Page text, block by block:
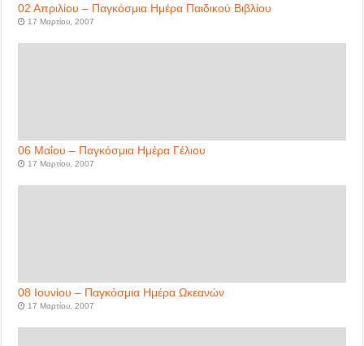
02 Απριλίου – Παγκόσμια Ημέρα Παιδικού Βιβλίου
17 Μαρτίου, 2007
06 Μαΐου – Παγκόσμια Ημέρα Γέλιου
17 Μαρτίου, 2007
08 Ιουνίου – Παγκόσμια Ημέρα Ωκεανών
17 Μαρτίου, 2007